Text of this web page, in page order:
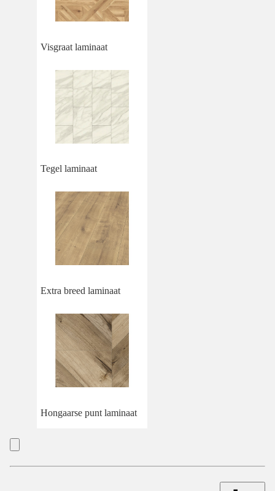
Visgraat laminaat
Tegel laminaat
Extra breed laminaat
Hongaarse punt laminaat